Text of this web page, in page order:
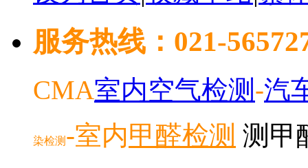
服务热线：021-
CMA室内空气检测 -汽
染检测 -室内甲醛检测 测甲